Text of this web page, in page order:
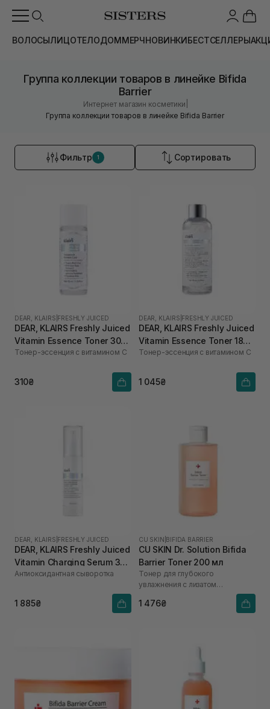
ВОЛОСЫЛИЦОТЕЛОДОММЕРЧНОВИНКИБЕСТСЕЛЛЕРЫ
Группа коллекции товаров в линейке Bifida
Barrier
Интернет магазин косметики
Группа коллекции товаров в линейке Bifida Barrier
Фильтр 1 Сортировать
DEAR, KLAIRS FRESHLY JUICED
DEAR, KLAIRS Freshly Juiced
Vitamin Essence Toner 30
мл
Тонер-эссенция с витамином C
310₴
DEAR, KLAIRS FRESHLY JUICED
DEAR, KLAIRS Freshly Juiced
Vitamin Essence Toner 180
мл
Тонер-эссенция с витамином C
1 045₴
DEAR, KLAIRS FRESHLY JUICED
DEAR, KLAIRS Freshly Juiced
Vitamin Charging Serum 30
мл
Антиоксидантная сыворотка
1 885₴
CU SKIN BIFIDA BARRIER
CU SKIN Dr. Solution Bifida
Barrier Toner 200 мл
Тонер для глубокого
увлажнения с лизатом
1 476₴